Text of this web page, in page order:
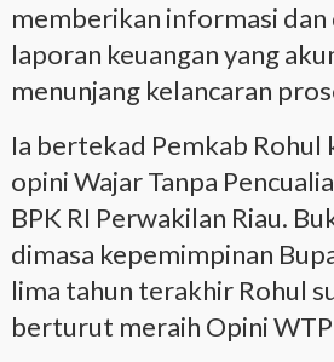
memberikan informasi
laporan keuangan yang
menunjang kelancaran
Ia bertekad Pemkab Rohul
opini Wajar Tanpa
BPK RI Perwakilan Riau.
dimasa kepemimpinan
lima tahun terakhir Rohul
berturut meraih Opini WTP